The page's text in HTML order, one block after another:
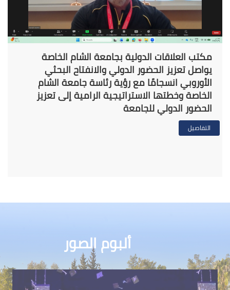
مكتب العلاقات الدولية بجامعة الشام الخاصة
يواصل تعزيز الحضور الدولي والانفتاح البحثي
الأوروبي انسجامًا مع رؤية رئاسة جامعة الشام
الخاصة وخطتها الاستراتيجية الرامية إلى تعزيز
الحضور الدولي للجامعة
التفاصيل
ألبوم الصور